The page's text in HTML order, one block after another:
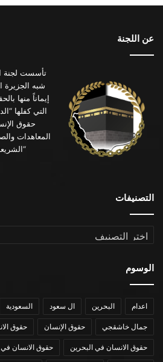
عن اللجنة
تأسست لجنة
إيماناً منها
التي كفلها
حقوق
المعاهدات
التصنيفات
التصنيفات
الوسوم
اعدام البحرين ال سعود السعودية
جمال خاشقجي حقوق الإنسان حقوق
حقوق الانسان في البحرين حقوق الانسان في